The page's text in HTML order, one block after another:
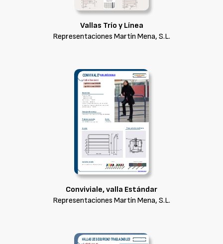
Vallas Trío y Línea
Representaciones Martín Mena, S.L.
Conviviale, valla Estándar
Representaciones Martín Mena, S.L.